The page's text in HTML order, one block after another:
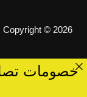
Copyright © 2026 التعبئة والتغليف. All rights reserved.